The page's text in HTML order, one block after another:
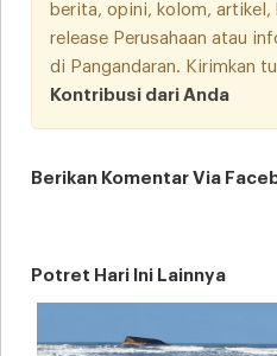
berita, opini, kolom,
release Perusahaan atau
di Pangandaran. Kirimkan
Kontribusi dari Anda
Berikan Komentar Via
Potret Hari Ini Lainnya